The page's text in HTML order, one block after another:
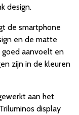
design.
de smartphone
en de matte
aanvoelt en
zijn in de kleuren
aan het
display